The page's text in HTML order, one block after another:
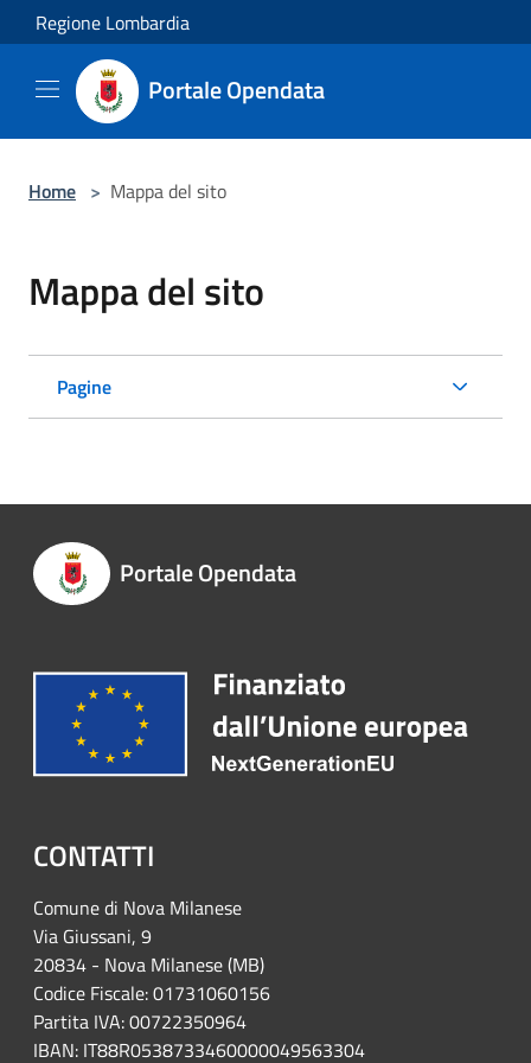
Salta al contenuto principale
Regione Lombardia
Portale Opendata
Home > Mappa del sito
Mappa del sito
Pagine
Portale Opendata
CONTATTI
Comune di Nova Milanese
Via Giussani, 9
20834 - Nova Milanese (MB)
Codice Fiscale: 01731060156
Partita IVA: 00722350964
IBAN: IT88R0538733460000049563304